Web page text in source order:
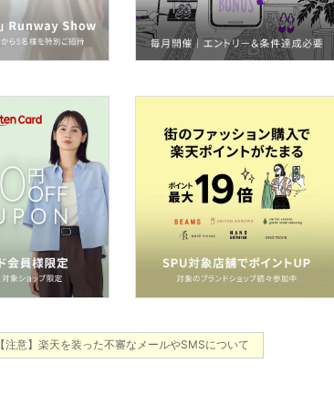
【注意】楽天を装った不審なメールやSMSについて